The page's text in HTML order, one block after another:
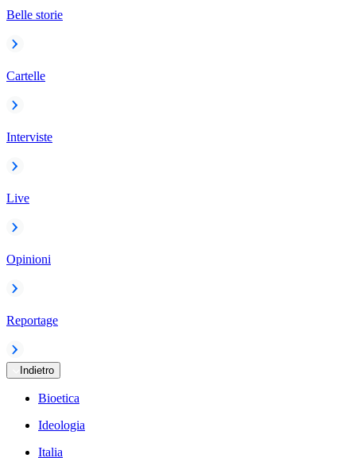
Belle storie
Cartelle
Interviste
Live
Opinioni
Reportage
Indietro
Bioetica
Ideologia
Italia